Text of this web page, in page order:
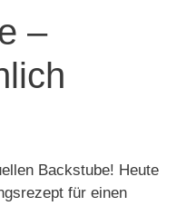
–
Backstube! Heute
für einen